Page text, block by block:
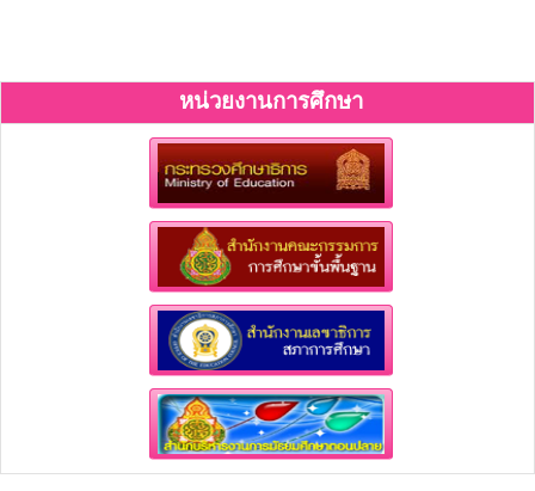
หน่วยงานการศึกษา